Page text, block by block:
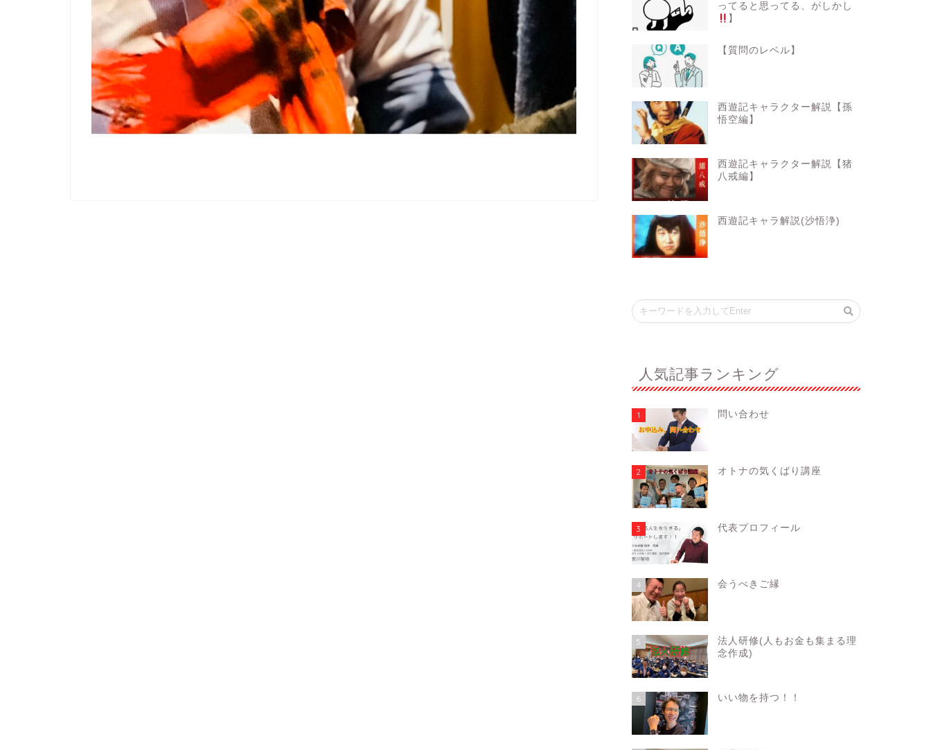
ってると思ってる、がしかし
】
【質問のレベル】
西遊記キャラクター解説【孫
悟空編】
西遊記キャラクター解説【猪
八戒編】
西遊記キャラ解説(沙悟浄)
人気記事ランキング
1 問い合わせ
2 オトナの気くばり講座
3 代表プロフィール
4 会うべきご縁
5
法人研修(人もお金も集まる理
念作成)
6 いい物を持つ！！